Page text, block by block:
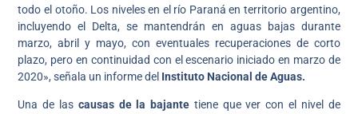
todo el otoño. Los niveles en el río Paraná en territorio argentino,
incluyendo el Delta, se mantendrán en aguas bajas durante
marzo, abril y mayo, con eventuales recuperaciones de corto
plazo, pero en continuidad con el escenario iniciado en marzo de
2020», señala un informe del Instituto Nacional de Aguas.
Una de las causas de la bajante tiene que ver con el nivel de